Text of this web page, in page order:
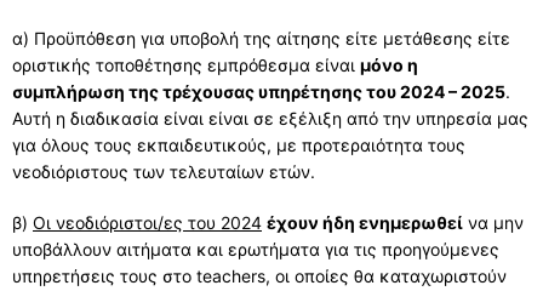
ΔΙΕΥΘΥΝΤΗΣ
ΠΥΣΠΕ
ΔΕΛΤΙΑ ΤΥΠΟΥ
ΧΩΡΟΤΑΞΙΚΗ ΚΑΤΑΝΟΜΗ
ΧΩΡΟΤΑΞΙΚΗ ΚΑΤΑΝΟΜΗ
ΧΑΡΤΗΣ
e-ΧΑΡΤΗΣ
ΠΕΡΙΦΕΡΕΙΕΣ ΣΧΟΛΕΙΩΝ
ΣΤΟΙΧΕΙΑ ΣΧΟΛΙΚΩΝ ΜΟΝΑΔΩΝ
ΣΤΟΙΧΕΙΑ ΣΧΟΛΙΚΩΝ ΜΟΝΑΔΩΝ
ΟΜΑΔΕΣ ΣΧΟΛΕΙΩΝ
ΚΑΤΗΓΟΡΙΕΣ ΜΟΡΙΑ
ΟΡΓΑΝΙΚΟΤΗΤΑ ΣΧΟΛΙΚΩΝ ΜΟΝΑΔΩΝ
ΔΙΕΥΘΥΝΣΕΙΣ-ΤΗΛΕΦΩΝΑ ΣΧΟΛΕΙΩΝ
ΣΥΜΒΟΥΛΟΙ ΕΚΠΑΙΔΕΥΣΗΣ
ΙΔΙΩΤΙΚΗ ΕΚΠΑΙΔΕΥΣΗ
ΕΚΔΡΟΜΕΣ
ΕΚΠΑΙΔΕΥΤΙΚΟΙ
ΠΡΟΣΛΗΨΕΙΣ – ΔΙΟΡΙΣΜΟΙ
ΑΝΑΠΛΗΡΩΤΕΣ
ΤΟΠΟΘΕΤΗΣΕΙΣ
ΜΕΤΑΘΕΣΕΙΣ
ΑΠΟΣΠΑΣΕΙΣ
ΜΕΛΕΤΕΣ – ΔΡΑΣΕΙΣ
ΜΕΛΕΤΕΣ – ΔΡΑΣΕΙΣ
ΕΠΙΣΤΗΜΟΝΙΚΗ ΕΠΕΤΗΡΙΔΑ
ΚΑΙΝΟΤΟΜΕΣ ΔΡΑΣΕΙΣ
ΣΥΝΕΔΡΙΟ
ΕΠΟΠΤΡΙΑ-ΣΥΜΒΟΥΛΟΙ
ΕΠΟΠΤΡΙΑ-ΣΥΜΒΟΥΛΟΙ
ΕΠΙΜΟΡΦΩΣΕΙΣ ΕΠΟΠΤΡΙΑΣ ΠΟΙΟΤΗΤΑΣ
ΕΠΙΜΟΡΦΩΣΕΙΣ ΣΥΜΒΟΥΛΩΝ ΕΚΠΑΙΔΕΥΣΗΣ
ΣΩΜΑ ΣΥΜΒΟΥΛΩΝ ΕΚΠΑΙΔΕΥΣΗΣ
ΕΝΤΥΠΑ
ΟΙΚΟΝΟΜΙΚΑ
ΟΙΚΟΝΟΜΙΚΑ
ΜΙΣΘΟΔΟΣΙΑ
ERASMUS+
ΕΠΙΚΟΙΝΩΝΙΑ
α) Προϋπόθεση για υποβολή της αίτησης είτε μετάθεσης είτε
οριστικής τοποθέτησης εμπρόθεσμα είναι μόνο η
συμπλήρωση της τρέχουσας υπηρέτησης του 2024 – 2025.
Αυτή η διαδικασία είναι είναι σε εξέλιξη από την υπηρεσία μας
για όλους τους εκπαιδευτικούς, με προτεραιότητα τους
νεοδιόριστους των τελευταίων ετών.
β) Οι νεοδιόριστοι/ες του 2024 έχουν ήδη ενημερωθεί να μην
υποβάλλουν αιτήματα και ερωτήματα για τις προηγούμενες
υπηρετήσεις τους στο teachers, οι οποίες θα καταχωριστούν